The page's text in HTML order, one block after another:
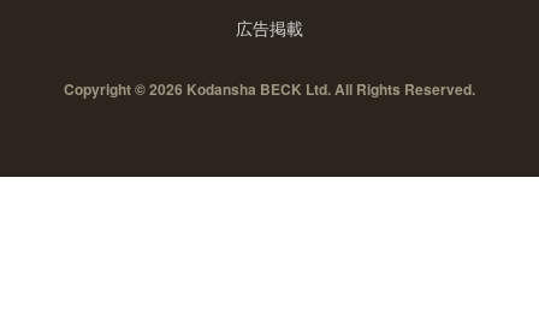
広告掲載
Copyright © 2026 Kodansha BECK Ltd. All Rights Reserved.